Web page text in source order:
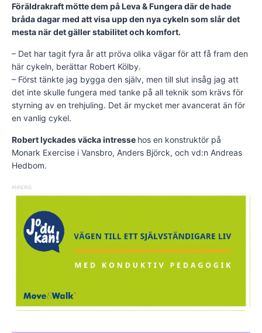
Föräldrakraft mötte dem på Leva & Fungera där de hade
bråda dagar med att visa upp den nya cykeln som slår det
mesta när det gäller stabilitet och komfort.
– Det har tagit fyra år att pröva olika vägar för att få fram den
här cykeln, berättar Robert Kölby.
– Först tänkte jag bygga den själv, men till slut insåg jag att
det inte skulle fungera med tanke på all teknik som krävs för
styrning av en trehjuling. Det är mycket mer avancerat än för
en vanlig cykel.
Robert lyckades väcka intresse hos en konstruktör på
Monark Exercise i Vansbro, Anders Björck, och vd:n Andreas
Hedbom.
ANNONS